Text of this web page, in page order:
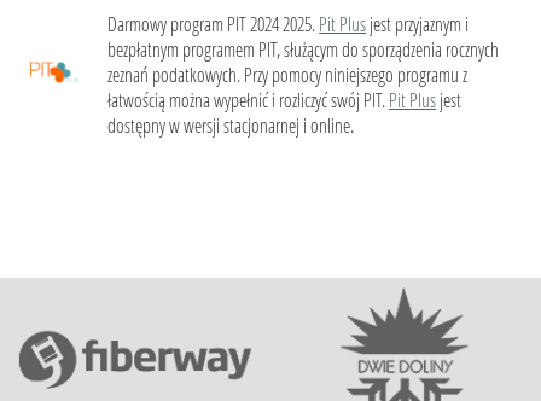
Darmowy program PIT 2024 2025.Pit Plusjest przyjaznym i
bezpłatnym programem PIT, służącym do sporządzenia rocznych
zeznań podatkowych. Przy pomocy niniejszego programu z
łatwością można wypełnić i rozliczyć swój PIT.Pit Plusjest
dostępny w wersji stacjonarnej i online.